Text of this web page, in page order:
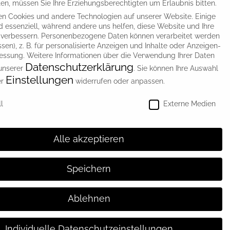
Folge uns!
müssen Sie Ihre Erziehungsberechtigten um Erlaubnis bitten.
Cookies und andere Technologien auf unserer Website. Einige
essenziell, während andere uns helfen, diese Website und Ihre
Personenbezogene Daten können verarbeitet werden
z. B. für personalisierte Anzeigen und Inhalte oder Anzeigen-
Weitere Informationen über die Verwendung Ihrer Daten
Datenschutzerklärung. Sie können Ihre Auswahl
Einstellungen widerrufen oder anpassen.
Externe Medien
Alle akzeptieren
Speichern
Ablehnen